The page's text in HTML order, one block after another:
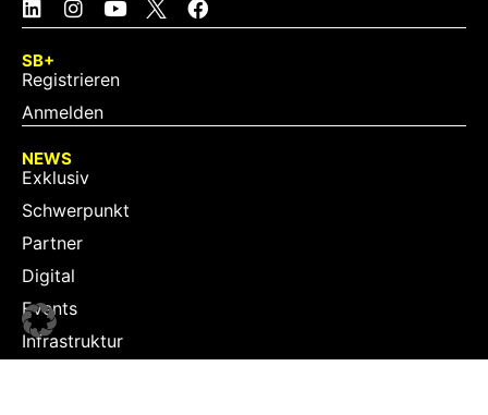
SB+
Registrieren
Anmelden
NEWS
Exklusiv
Schwerpunkt
Partner
Digital
Events
Infrastruktur